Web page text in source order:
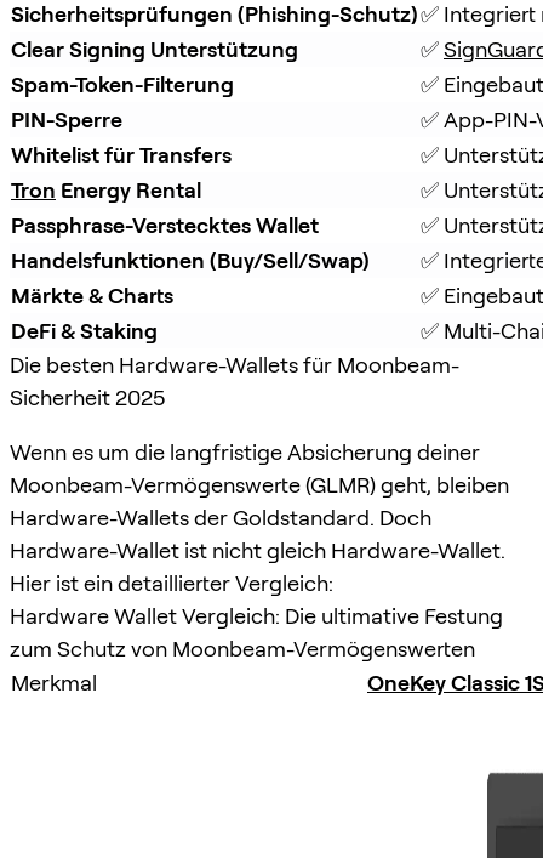
Sicherheitsprüfungen (Phishing-Schutz)✅
Clear Signing Unterstützung
✅
Spam-Token-Filterung
✅
PIN-Sperre
✅ App-
Whitelist für Transfers
✅
Tron Energy Rental
✅
Passphrase-Verstecktes Wallet
✅
Handelsfunktionen (Buy/Sell/Swap)
✅
Märkte & Charts
✅
DeFi & Staking
✅ Multi-
Die besten Hardware-Wallets für Moonbeam-
Sicherheit 2025
Wenn es um die langfristige Absicherung deiner
Moonbeam-Vermögenswerte (GLMR) geht, bleiben
Hardware-Wallets der Goldstandard. Doch
Hardware-Wallet ist nicht gleich Hardware-Wallet.
Hier ist ein detaillierter Vergleich:
Hardware Wallet Vergleich: Die ultimative Festung
zum Schutz von Moonbeam-Vermögenswerten
Merkmal
OneKey Classic